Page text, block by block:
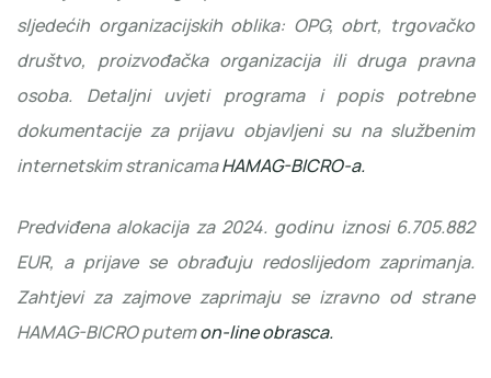
sljedećih organizacijskih oblika: OPG, obrt, trgovačko
društvo, proizvođačka organizacija ili druga pravna
osoba. Detaljni uvjeti programa i popis potrebne
dokumentacije za prijavu objavljeni su na službenim
internetskim stranicamaHAMAG-BICRO-a.
Predviđena alokacija za 2024. godinu iznosi 6.705.882
EUR, a prijave se obrađuju redoslijedom zaprimanja.
Zahtjevi za zajmove zaprimaju se izravno od strane
HAMAG-BICRO putemon-line obrasca.